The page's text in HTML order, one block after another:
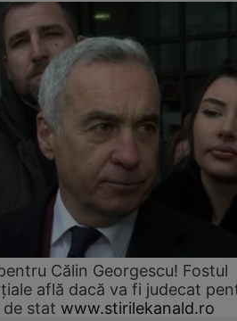
Călin Georgescu! Fostul
află dacă va fi judecat
stat www.stirilekanald.ro